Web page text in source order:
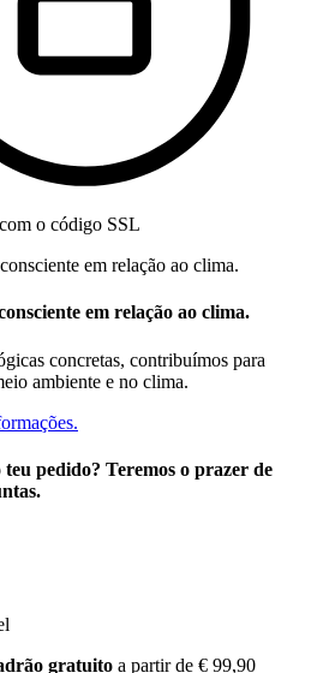
o código SSL
em relação ao clima.
concretas, contribuímos para
ambiente e no clima.
pedido? Teremos o prazer de
gratuito a partir de € 99,90